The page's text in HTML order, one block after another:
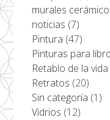
murales
noticias (7)
Pintura (47)
Pinturas para
Retablo de la
Retratos (20)
Sin categoría (1)
Vidrios (12)